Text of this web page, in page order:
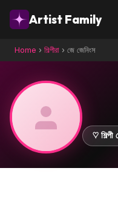
Artist Family
Home › শিল্পীরা › জে জেনিংস
♡